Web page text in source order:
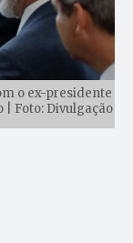
o ex-presidente
| Foto: Divulgação